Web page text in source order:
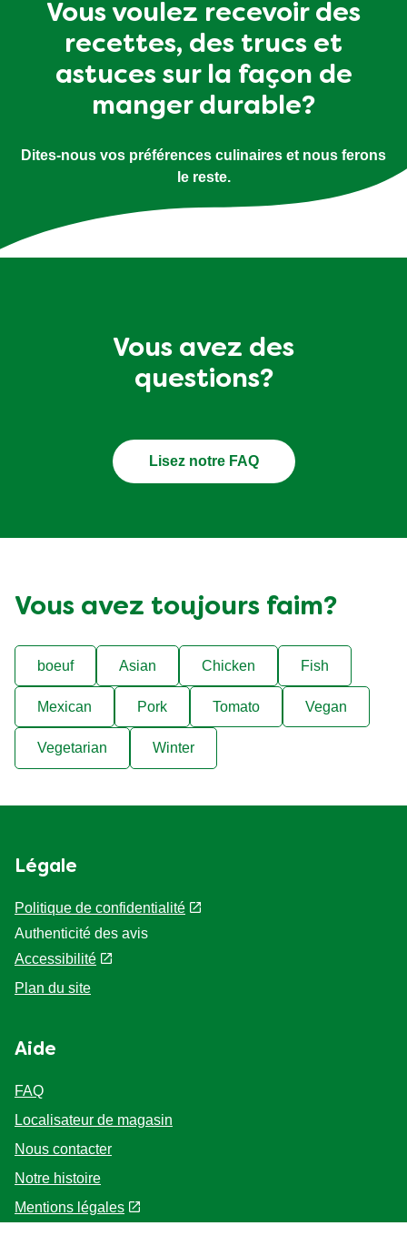
Vous voulez recevoir des
recettes, des trucs et
astuces sur la façon de
manger durable?
Dites-nous vos préférences culinaires et nous ferons
le reste.
Vous avez des
questions?
Lisez notre FAQ
Vous avez toujours faim?
boeuf Asian Chicken Fish
Mexican Pork Tomato Vegan
Vegetarian Winter
Légale
Politique de confidentialité
Paramètres des cookies
Authenticité des avis
Accessibilité
FAQ
Localisateur de magasin
Nous contacter
Notre histoire